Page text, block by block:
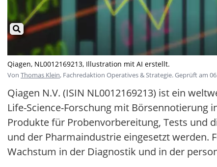
Qiagen, NL0012169213, Illustration mit AI erstellt.
Von Thomas Klein, Fachredaktion Operatives & Strategie. Geprüft am
Qiagen N.V. (ISIN NL0012169213) ist ein
Life-Science-Forschung mit Börsennotierung
Produkte für Probenvorbereitung, Tests und
und der Pharmaindustrie eingesetzt werden.
Wachstum in der Diagnostik und in der